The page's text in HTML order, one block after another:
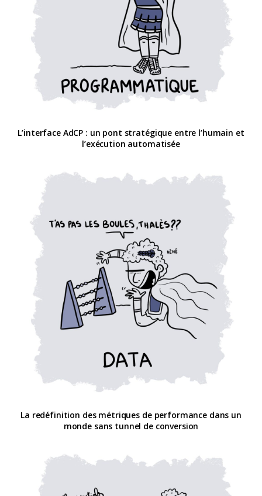
L’interface AdCP : un pont stratégique entre l’humain et
l’exécution automatisée
La redéfinition des métriques de performance dans un
monde sans tunnel de conversion